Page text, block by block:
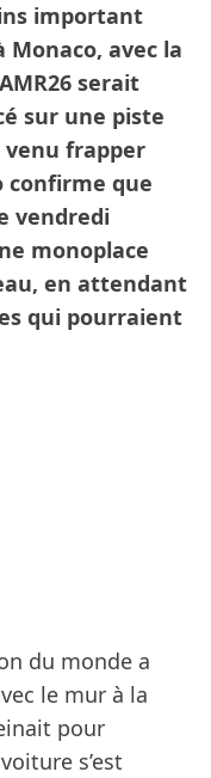
important
avec la
serait
sur une piste
venu frapper
confirme que
vendredi
monoplace
en attendant
qui pourraient
du monde a
le mur à la
pour
s’est